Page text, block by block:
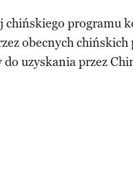
chińskiego programu
obecnych chińskich
uzyskania przez